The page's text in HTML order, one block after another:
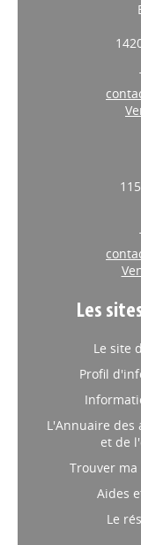
Les
Le site
Profil
L'Annuaire
et de
Trouver
Aides
Le